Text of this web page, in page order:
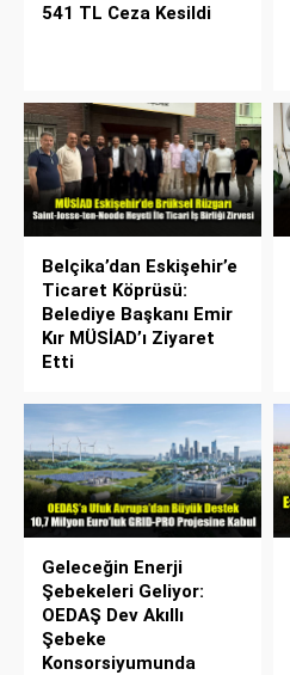
541 TL Ceza Kesildi
Belçika’dan Eskişehir’e
Ticaret Köprüsü:
Belediye Başkanı Emir
Kır MÜSİAD’ı Ziyaret
Etti
Geleceğin Enerji
Şebekeleri Geliyor:
OEDAŞ Dev Akıllı
Şebeke
Konsorsiyumunda